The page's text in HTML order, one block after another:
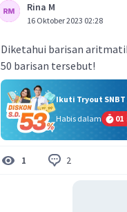
Rina M
16 Oktober 2023 02:28
Diketahui barisan
50 barisan tersebut!
Ikuti Tryout SNBT
Habis dalam
01
1 2